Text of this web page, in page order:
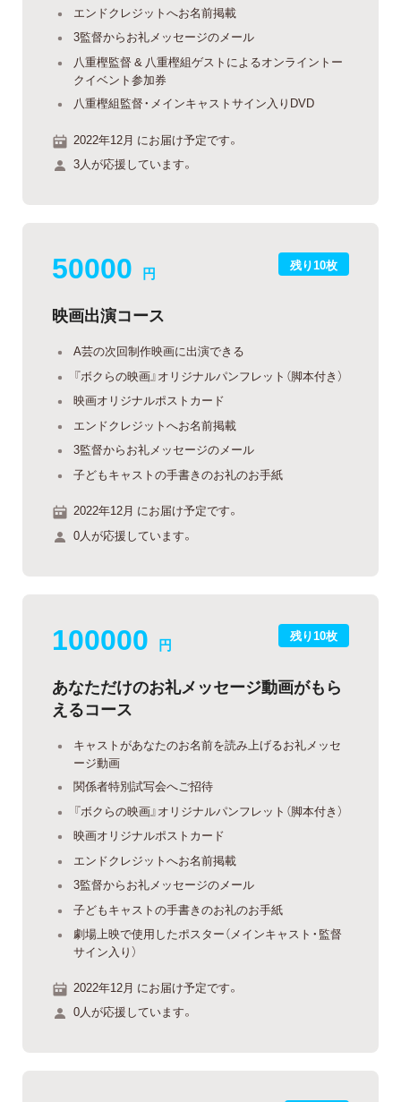
エンドクレジットへお名前掲載
3監督からお礼メッセージのメール
八重樫監督 & 八重樫組ゲストによるオンライントー
クイベント参加券
八重樫組監督・メインキャストサイン入りDVD
2022年12月 にお届け予定です。
3人が応援しています。
残り10枚
50000 円
映画出演コース
A芸の次回制作映画に出演できる
『ボクらの映画』オリジナルパンフレット（脚本付き）
映画オリジナルポストカード
エンドクレジットへお名前掲載
3監督からお礼メッセージのメール
子どもキャストの手書きのお礼のお手紙
2022年12月 にお届け予定です。
0人が応援しています。
残り10枚
100000 円
あなただけのお礼メッセージ動画がもら
えるコース
キャストがあなたのお名前を読み上げるお礼メッセ
ージ動画
関係者特別試写会へご招待
『ボクらの映画』オリジナルパンフレット（脚本付き）
映画オリジナルポストカード
エンドクレジットへお名前掲載
3監督からお礼メッセージのメール
子どもキャストの手書きのお礼のお手紙
劇場上映で使用したポスター（メインキャスト・監督
サイン入り）
2022年12月 にお届け予定です。
0人が応援しています。